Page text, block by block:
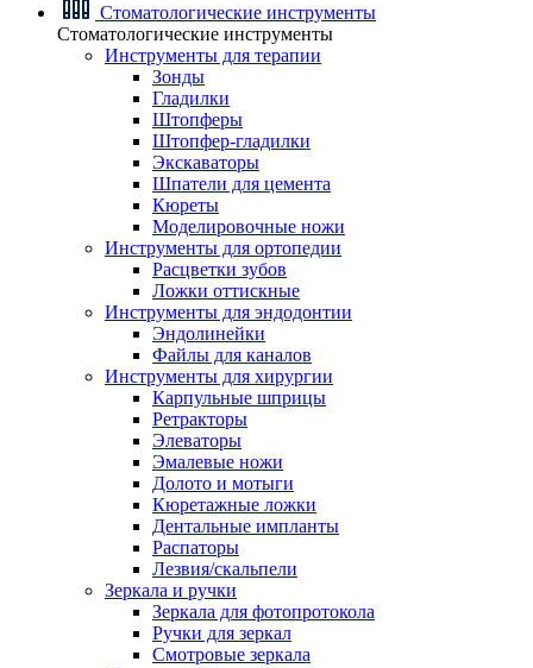
Стоматологические инструменты
Стоматологические инструменты
Инструменты для терапии
Зонды
Гладилки
Штопферы
Штопфер-гладилки
Экскаваторы
Шпатели для цемента
Кюреты
Моделировочные ножи
Инструменты для ортопедии
Расцветки зубов
Ложки оттискные
Инструменты для эндодонтии
Эндолинейки
Файлы для каналов
Инструменты для хирургии
Карпульные шприцы
Ретракторы
Элеваторы
Эмалевые ножи
Долото и мотыги
Кюретажные ложки
Дентальные импланты
Распаторы
Лезвия/скальпели
Зеркала и ручки
Зеркала для фотопротокола
Ручки для зеркал
Смотровые зеркала